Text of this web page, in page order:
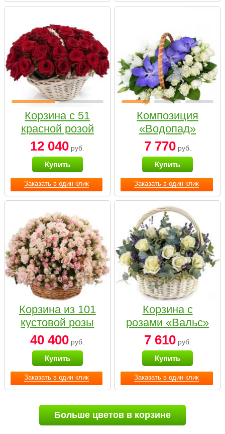
Заказать в один клик
Корзина с 51
красной розой
12 040 руб.
Купить
Заказать в один клик
Композиция
«Водопад»
7 770руб.
Купить
Заказать в один клик
Корзина из 101
кустовой розы
нежных тонов
40 400 руб.
Купить
Заказать в один клик
Корзина с
розами «Вальс»
7 610руб.
Купить
Больше цветов в корзине